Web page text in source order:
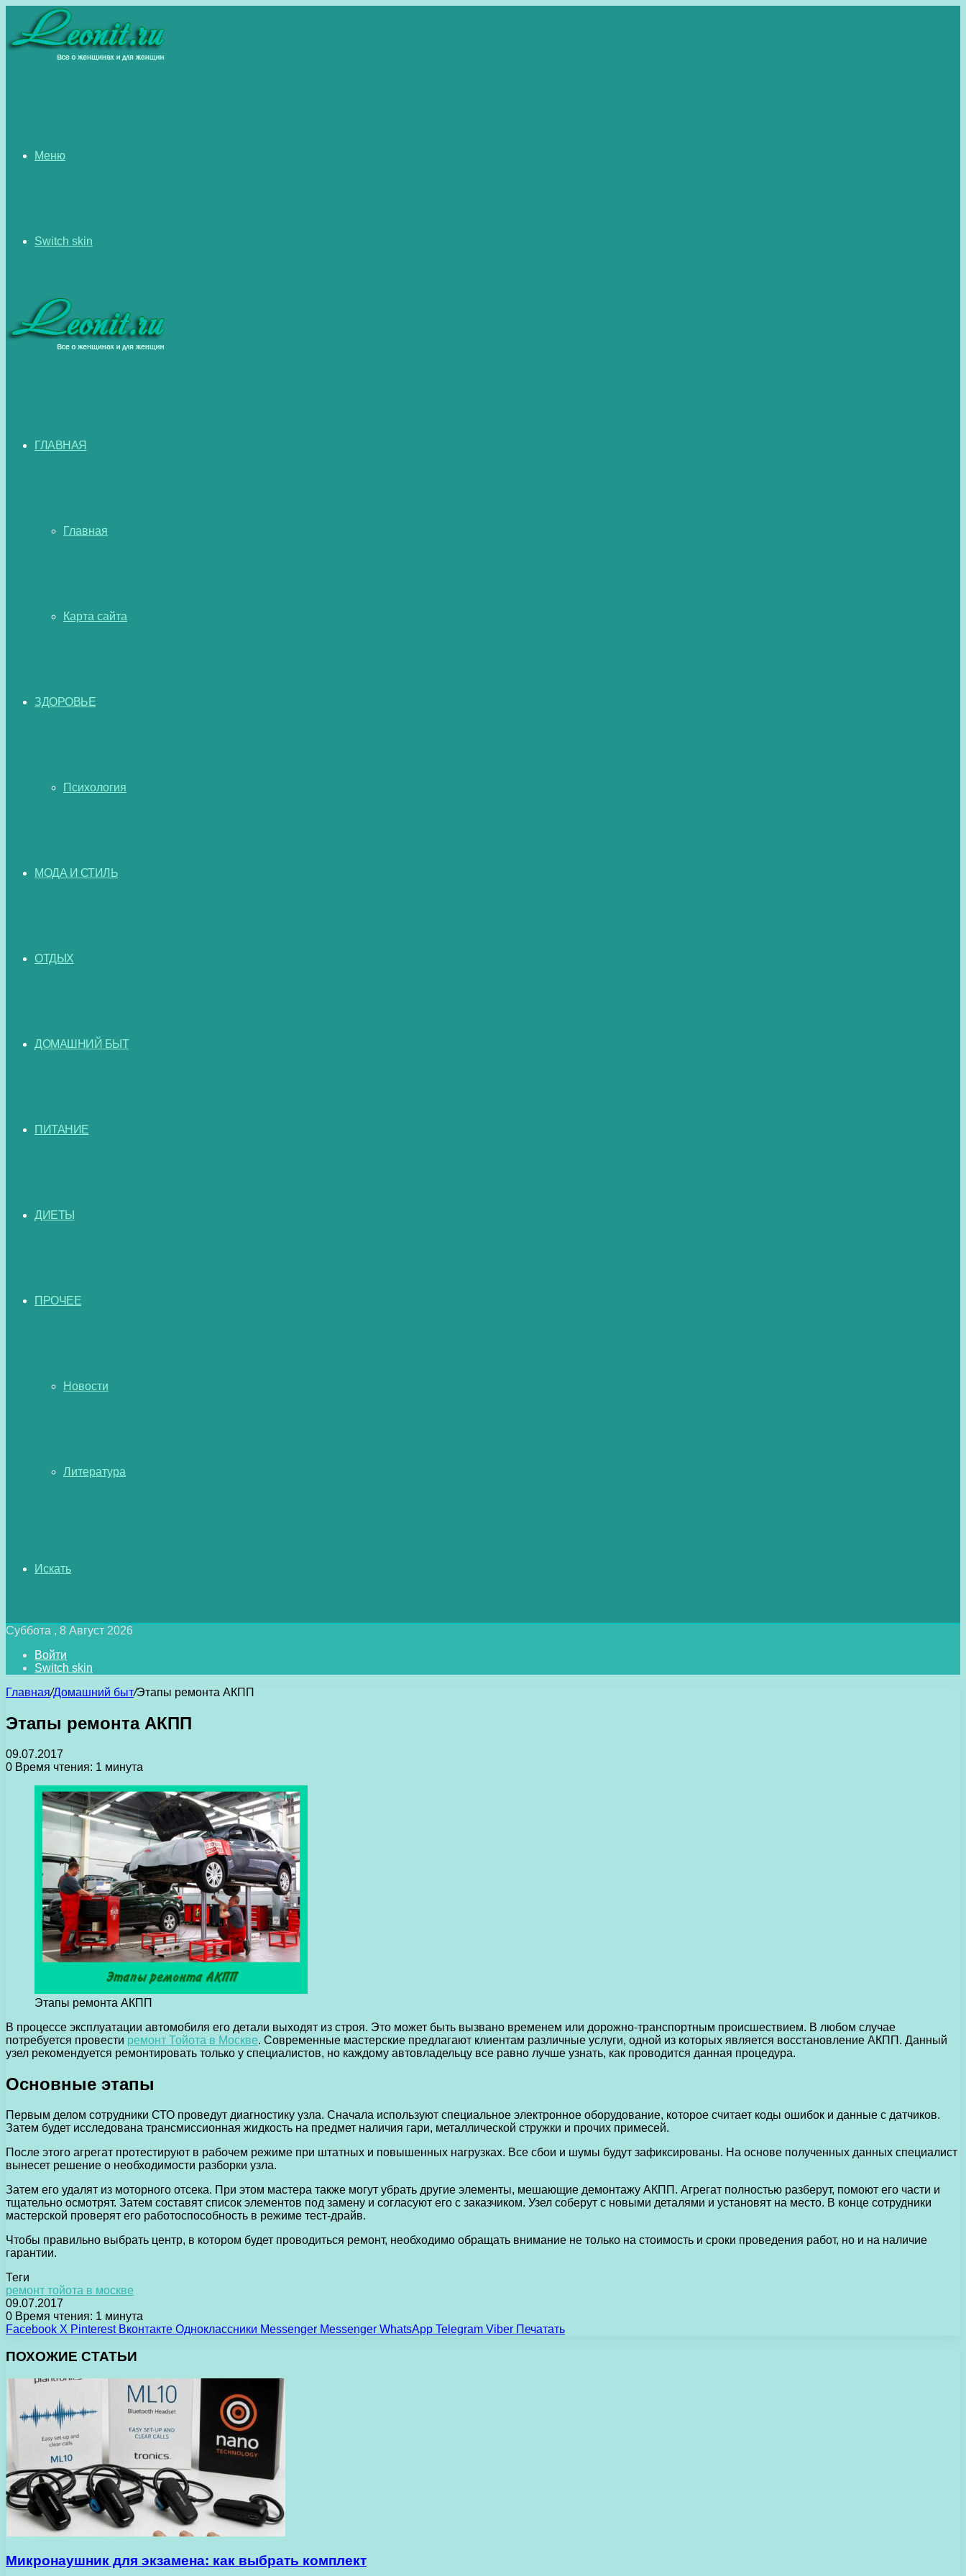
Меню
Switch skin
ГЛАВНАЯ
Главная
Карта сайта
ЗДОРОВЬЕ
Психология
МОДА И СТИЛЬ
ОТДЫХ
ДОМАШНИЙ БЫТ
ПИТАНИЕ
ДИЕТЫ
ПРОЧЕЕ
Новости
Литература
Искать
Суббота , 8 Август 2026
Войти
Switch skin
Главная/Домашний быт/Этапы ремонта АКПП
Этапы ремонта АКПП
09.07.2017
0 Время чтения: 1 минута
Этапы ремонта АКПП
В процессе эксплуатации автомобиля его детали выходят из строя. Это может быть вызвано временем или дорожно-транспортным происшествием. В любом случае
потребуется провести ремонт Тойота в Москве. Современные мастерские предлагают клиентам различные услуги, одной из которых является восстановление АКПП. Данный
узел рекомендуется ремонтировать только у специалистов, но каждому автовладельцу все равно лучше узнать, как проводится данная процедура.
Основные этапы
Первым делом сотрудники СТО проведут диагностику узла. Сначала используют специальное электронное оборудование, которое считает коды ошибок и данные с датчиков.
Затем будет исследована трансмиссионная жидкость на предмет наличия гари, металлической стружки и прочих примесей.
После этого агрегат протестируют в рабочем режиме при штатных и повышенных нагрузках. Все сбои и шумы будут зафиксированы. На основе полученных данных специалист
вынесет решение о необходимости разборки узла.
Затем его удалят из моторного отсека. При этом мастера также могут убрать другие элементы, мешающие демонтажу АКПП. Агрегат полностью разберут, помоют его части и
тщательно осмотрят. Затем составят список элементов под замену и согласуют его с заказчиком. Узел соберут с новыми деталями и установят на место. В конце сотрудники
мастерской проверят его работоспособность в режиме тест-драйв.
Чтобы правильно выбрать центр, в котором будет проводиться ремонт, необходимо обращать внимание не только на стоимость и сроки проведения работ, но и на наличие
гарантии.
Теги
ремонт тойота в москве
09.07.2017
0 Время чтения: 1 минута
Facebook X Pinterest Вконтакте Одноклассники Messenger Messenger WhatsApp Telegram Viber Печатать
ПОХОЖИЕ СТАТЬИ
Микронаушник для экзамена: как выбрать комплект